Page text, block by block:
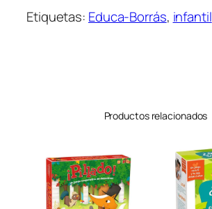
Etiquetas: Educa-Borrás, infantil
Productos relacionados